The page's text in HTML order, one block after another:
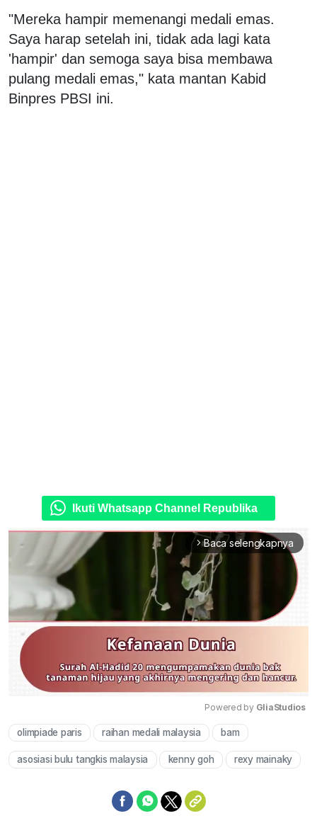
"Mereka hampir memenangi medali emas.
Saya harap setelah ini, tidak ada lagi kata
'hampir' dan semoga saya bisa membawa
pulang medali emas," kata mantan Kabid
Binpres PBSI ini.
Ikuti Whatsapp Channel Republika
arrow_forward_ios Baca selengkapnya
Powered by GliaStudios
olimpiade paris raihan medali malaysia bam
asosiasi bulu tangkis malaysia kenny goh rexy mainaky